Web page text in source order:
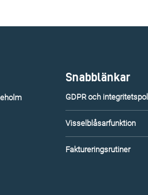
Snabblänkar
GDPR och
Visselblåsarfunktion
Faktureringsrutiner